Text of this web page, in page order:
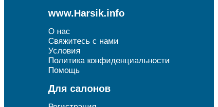
www.Harsik.info
О нас
Свяжитесь с нами
Условия
Политика конфиденциальности
Помощь
Для салонов